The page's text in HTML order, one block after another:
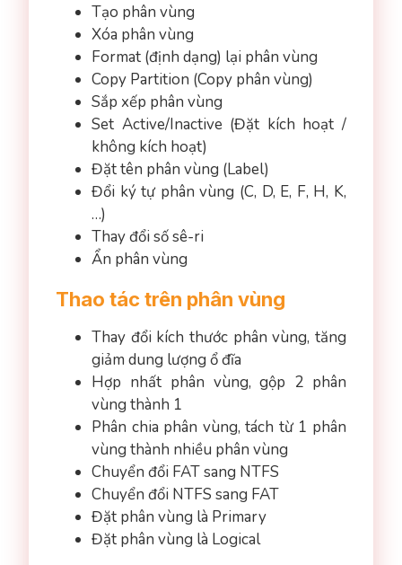
Tạo phân vùng
Xóa phân vùng
Format (định dạng) lại phân vùng
Copy Partition (Copy phân vùng)
Sắp xếp phân vùng
Set Active/Inactive (Đặt kích hoạt /
không kích hoạt)
Đặt tên phân vùng (Label)
Đổi ký tự phân vùng (C, D, E, F, H, K,
…)
Thay đổi số sê-ri
Ẩn phân vùng
Thao tác trên phân vùng
Thay đổi kích thước phân vùng, tăng
giảm dung lượng ổ đĩa
Hợp nhất phân vùng, gộp 2 phân
vùng thành 1
Phân chia phân vùng, tách từ 1 phân
vùng thành nhiều phân vùng
Chuyển đổi FAT sang NTFS
Chuyển đổi NTFS sang FAT
Đặt phân vùng là Primary
Đặt phân vùng là Logical